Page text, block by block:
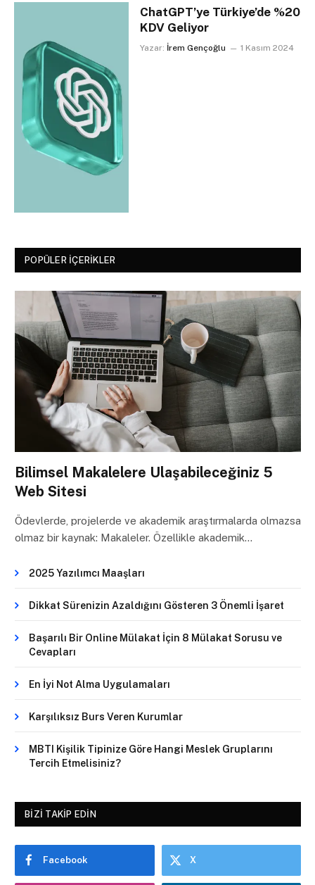
ChatGPT’ye Türkiye’de %20
KDV Geliyor
Yazar: İrem Gençoğlu 1 Kasım 2024
POPÜLER İÇERIKLER
Bilimsel Makalelere Ulaşabileceğiniz 5
Web Sitesi
Ödevlerde, projelerde ve akademik araştırmalarda olmazsa
olmaz bir kaynak: Makaleler. Özellikle akademik…
2025 Yazılımcı Maaşları
Dikkat Sürenizin Azaldığını Gösteren 3 Önemli İşaret
Başarılı Bir Online Mülakat İçin 8 Mülakat Sorusu ve
Cevapları
En İyi Not Alma Uygulamaları
Karşılıksız Burs Veren Kurumlar
MBTI Kişilik Tipinize Göre Hangi Meslek Gruplarını
Tercih Etmelisiniz?
BIZI TAKIP EDIN
Facebook X